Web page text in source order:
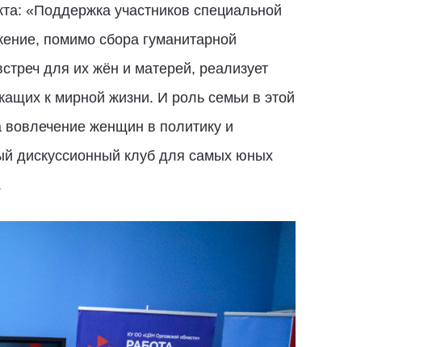
«Поддержка участников специальной
помимо сбора гуманитарной
для их жён и матерей, реализует
к мирной жизни. И роль семьи в этой
женщин в политику и
дискуссионный клуб для самых юных